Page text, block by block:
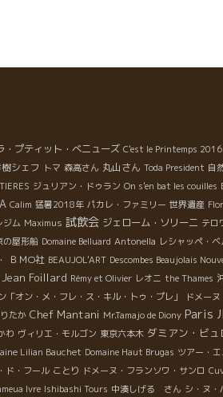
・プティット・べニューズ C'est le Printemps 2016
シェフ トマ 森高さん 丸山さん Toda President 自
ジュリアン・ドゥラン On s'en bat les couilles
Calim 猛暑2018年 パカレ・ファミリー 世界遺産
ジム Maximus 試飲会 ジェローム・ソリーニ テロ
の屋形船 Domaine Belluard Antonella レシャッペ・
ＢＭО社 BEAUJOL'ART Descombes Beaujolais
Jean Foillard Rémy et Olivier レオニ the Thames
「オン・メ・フレ・ス・キル・トゥ・プレ」 ドメー
たか Chef Mantani Mr.Tamajo de Diony Paris
わ ヴィリエ・モルゴン 東京六本木 ダミアン・ビュ
Lilian Bauchet Domaine Haut Brugas ツアー・
ド・フール ことり ドメーヌ・フランソワ・サンロ
Ivre Ishibashi Tours 中湊しげる さん シ・ヌ・